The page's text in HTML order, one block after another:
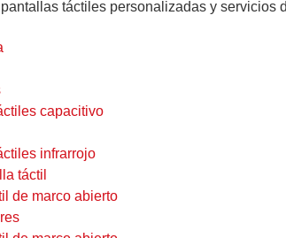
táctiles personalizadas y servicios
capacitivo
infrarrojo
táctil
de marco abierto